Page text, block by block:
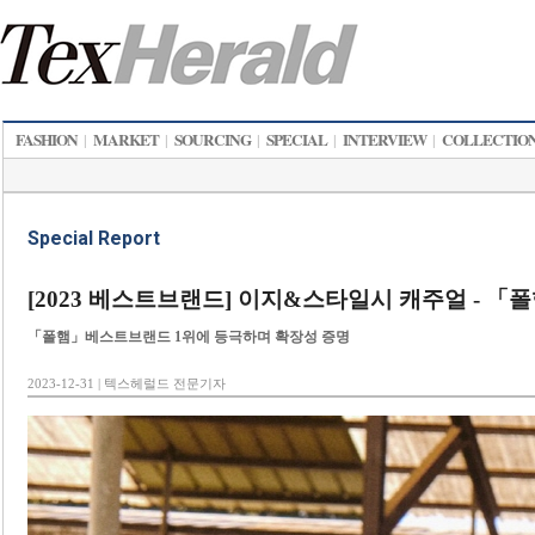
FASHION | MARKET | SOURCING | SPECIAL | INTERVIEW |
Special Report
[2023 베스트브랜드] 이지&스타일시 캐주얼 - 「
「폴햄」베스트브랜드 1위에 등극하며 확장성 증명
2023-12-31 | 텍스헤럴드 전문기자